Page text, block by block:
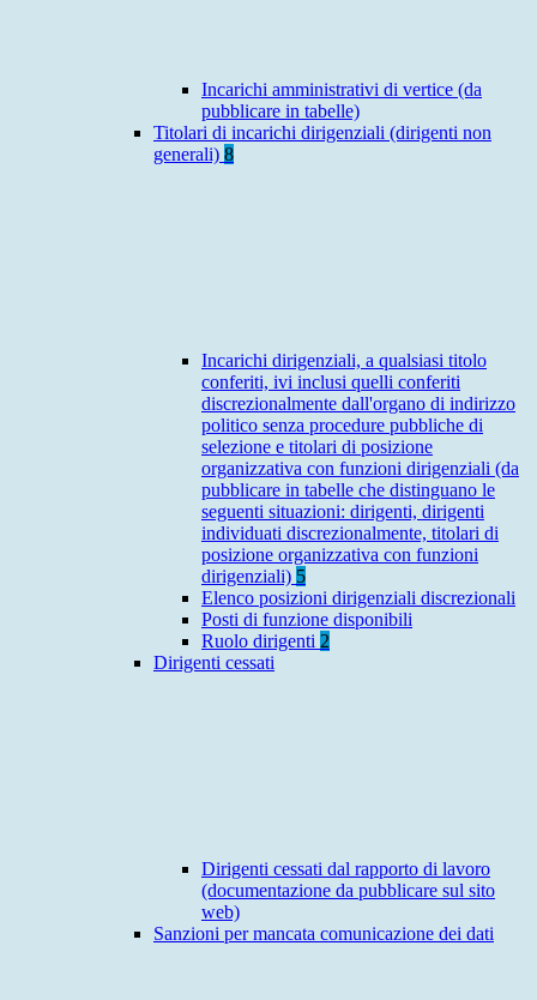
Incarichi amministrativi di vertice (da
pubblicare in tabelle)
Titolari di incarichi dirigenziali (dirigenti non
generali) 8
Incarichi dirigenziali, a qualsiasi titolo
conferiti, ivi inclusi quelli conferiti
discrezionalmente dall'organo di indirizzo
politico senza procedure pubbliche di
selezione e titolari di posizione
organizzativa con funzioni dirigenziali (da
pubblicare in tabelle che distinguano le
seguenti situazioni: dirigenti, dirigenti
individuati discrezionalmente, titolari di
posizione organizzativa con funzioni
dirigenziali) 5
Elenco posizioni dirigenziali discrezionali
Posti di funzione disponibili
Ruolo dirigenti 2
Dirigenti cessati
Dirigenti cessati dal rapporto di lavoro
(documentazione da pubblicare sul sito
web)
Sanzioni per mancata comunicazione dei dati